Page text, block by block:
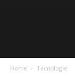
Home Tecnologie